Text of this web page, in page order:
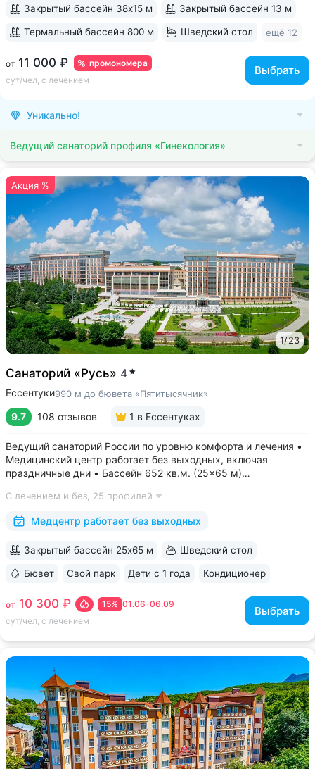
промономера
от 11 000 ₽
сут/чел, с лечением
Выбрать
Закрытый бассейн 38х15 м Закрытый бассейн 13 м
Термальный бассейн 800 м Шведский стол ещё 12
Уникально!
Ведущий санаторий профиля «Гинекология»
Акция %
1/23
Санаторий «Русь» 4
Ессентуки990 м до бювета «Пятитысячник»
9.7 108 отзывов 1 в Ессентуках
Ведущий санаторий России по уровню комфорта и лечения •
Медицинский центр работает без выходных, включая
праздничные дни • Бассейн 652 кв.м. (25×65 м)
Глубина от 30 до 180 см, есть отдельная детская зона. Рядом
расположены закрытая терраса...
С лечением и без, 25 профилей
Медцентр работает без выходных
01.06-06.09
15%
от 10 300 ₽
сут/чел, с лечением
Выбрать
Закрытый бассейн 25х65 м Шведский стол
Бювет Свой парк Дети с 1 года Кондиционер
ещё 6